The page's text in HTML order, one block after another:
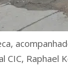
CIC, Raphael